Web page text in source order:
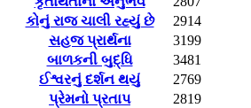
કોનું રાજ ચાલી રહ્યું છે
2914
સહજ પ્રાર્થના
3199
બાળકની બુદ્ધિ
3481
ઈશ્વરનું દર્શન થયું
2769
પ્રેમનો પ્રતાપ
2819